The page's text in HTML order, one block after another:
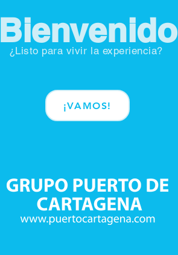
Bienvenido
¿Listo para vivir la experiencia?
¡VAMOS!